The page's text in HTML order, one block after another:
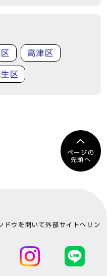
高津区
区
ページの
先頭へ
ドウを開いて外部サイトへリン